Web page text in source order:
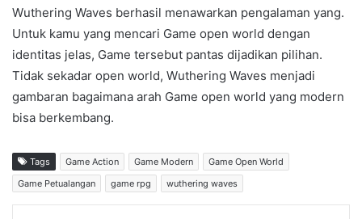
Wuthering Waves berhasil menawarkan pengalaman yang.
Untuk kamu yang mencari Game open world dengan
identitas jelas, Game tersebut pantas dijadikan pilihan.
Tidak sekadar open world, Wuthering Waves menjadi
gambaran bagaimana arah Game open world yang modern
bisa berkembang.
Tags Game Action Game Modern
Game Open World
Game Petualangan
game rpg wuthering waves